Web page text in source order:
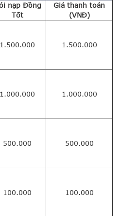
nạp Đồng
Tốt
Giá thanh toán
(VNĐ)
1.500.000 1.500.000
1.000.000 1.000.000
500.000 500.000
100.000 100.000